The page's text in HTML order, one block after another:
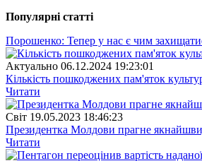
Популярнi статтi
Порошенко: Тепер у нас є чим
Актуально 06.12.2024 19:23:01
Кількість пошкоджених пам'яток
Читати
Свiт 19.05.2023 18:46:23
Президентка Молдови прагне
Читати